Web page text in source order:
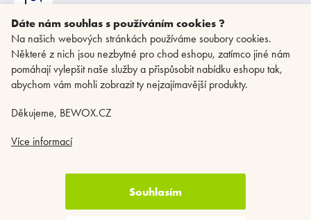
Dáte nám souhlas s používáním cookies ?
Na našich webových stránkách používáme soubory cookies.
Některé z nich jsou nezbytné pro chod eshopu, zatímco jiné nám
pomáhají vylepšit naše služby a přispůsobit nabídku eshopu tak,
abychom vám mohli zobrazit ty nejzajímavější produkty.
Děkujeme, BEWOX.CZ
Více informací
Souhlasím